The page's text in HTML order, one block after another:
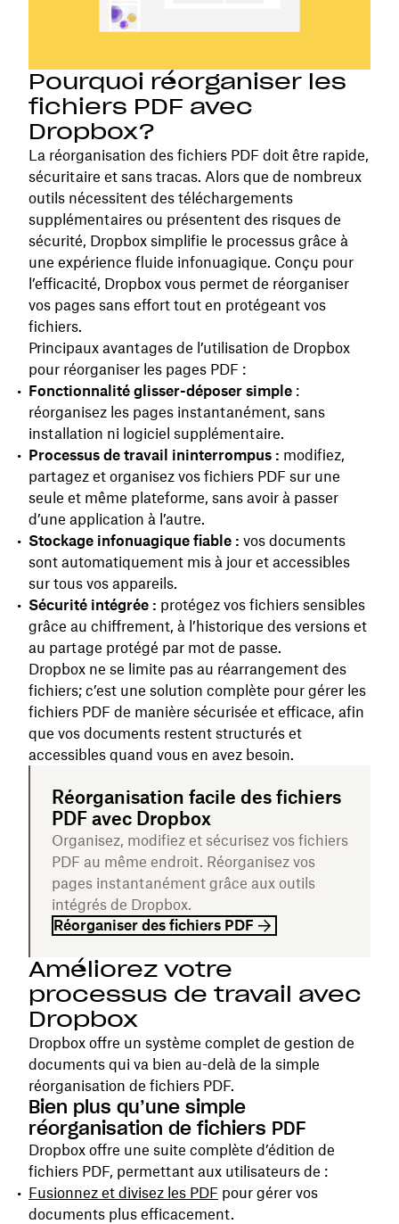
Pourquoi réorganiser les
fichiers PDF avec
Dropbox?
La réorganisation des fichiers PDF doit être rapide,
sécuritaire et sans tracas. Alors que de nombreux
outils nécessitent des téléchargements
supplémentaires ou présentent des risques de
sécurité, Dropbox simplifie le processus grâce à
une expérience fluide infonuagique. Conçu pour
l’efficacité, Dropbox vous permet de réorganiser
vos pages sans effort tout en protégeant vos
fichiers.
Principaux avantages de l’utilisation de Dropbox
pour réorganiser les pages PDF :
Fonctionnalité glisser-déposer simple :
réorganisez les pages instantanément, sans
installation ni logiciel supplémentaire.
Processus de travail ininterrompus : modifiez,
partagez et organisez vos fichiers PDF sur une
seule et même plateforme, sans avoir à passer
d’une application à l’autre.
Stockage infonuagique fiable : vos documents
sont automatiquement mis à jour et accessibles
sur tous vos appareils.
Sécurité intégrée : protégez vos fichiers sensibles
grâce au chiffrement, à l’historique des versions et
au partage protégé par mot de passe.
Dropbox ne se limite pas au réarrangement des
fichiers; c’est une solution complète pour gérer les
fichiers PDF de manière sécurisée et efficace, afin
que vos documents restent structurés et
accessibles quand vous en avez besoin.
Réorganisation facile des fichiers
PDF avec Dropbox
Organisez, modifiez et sécurisez vos fichiers
PDF au même endroit. Réorganisez vos
pages instantanément grâce aux outils
intégrés de Dropbox.
Réorganiser des fichiers PDF
Améliorez votre
processus de travail avec
Dropbox
Dropbox offre un système complet de gestion de
documents qui va bien au-delà de la simple
réorganisation de fichiers PDF.
Bien plus qu’une simple
réorganisation de fichiers PDF
Dropbox offre une suite complète d’édition de
fichiers PDF, permettant aux utilisateurs de :
Fusionnez et divisez les PDF pour gérer vos
documents plus efficacement.